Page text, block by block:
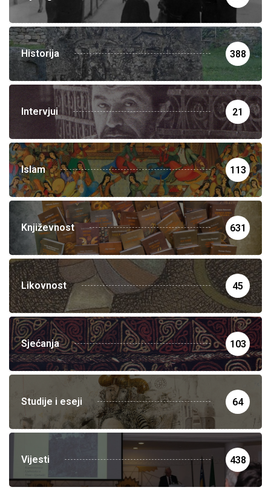
Historija 388
Intervjui 21
Islam 113
Književnost 631
Likovnost 45
Sjećanja 103
Studije i eseji 64
Vijesti 438